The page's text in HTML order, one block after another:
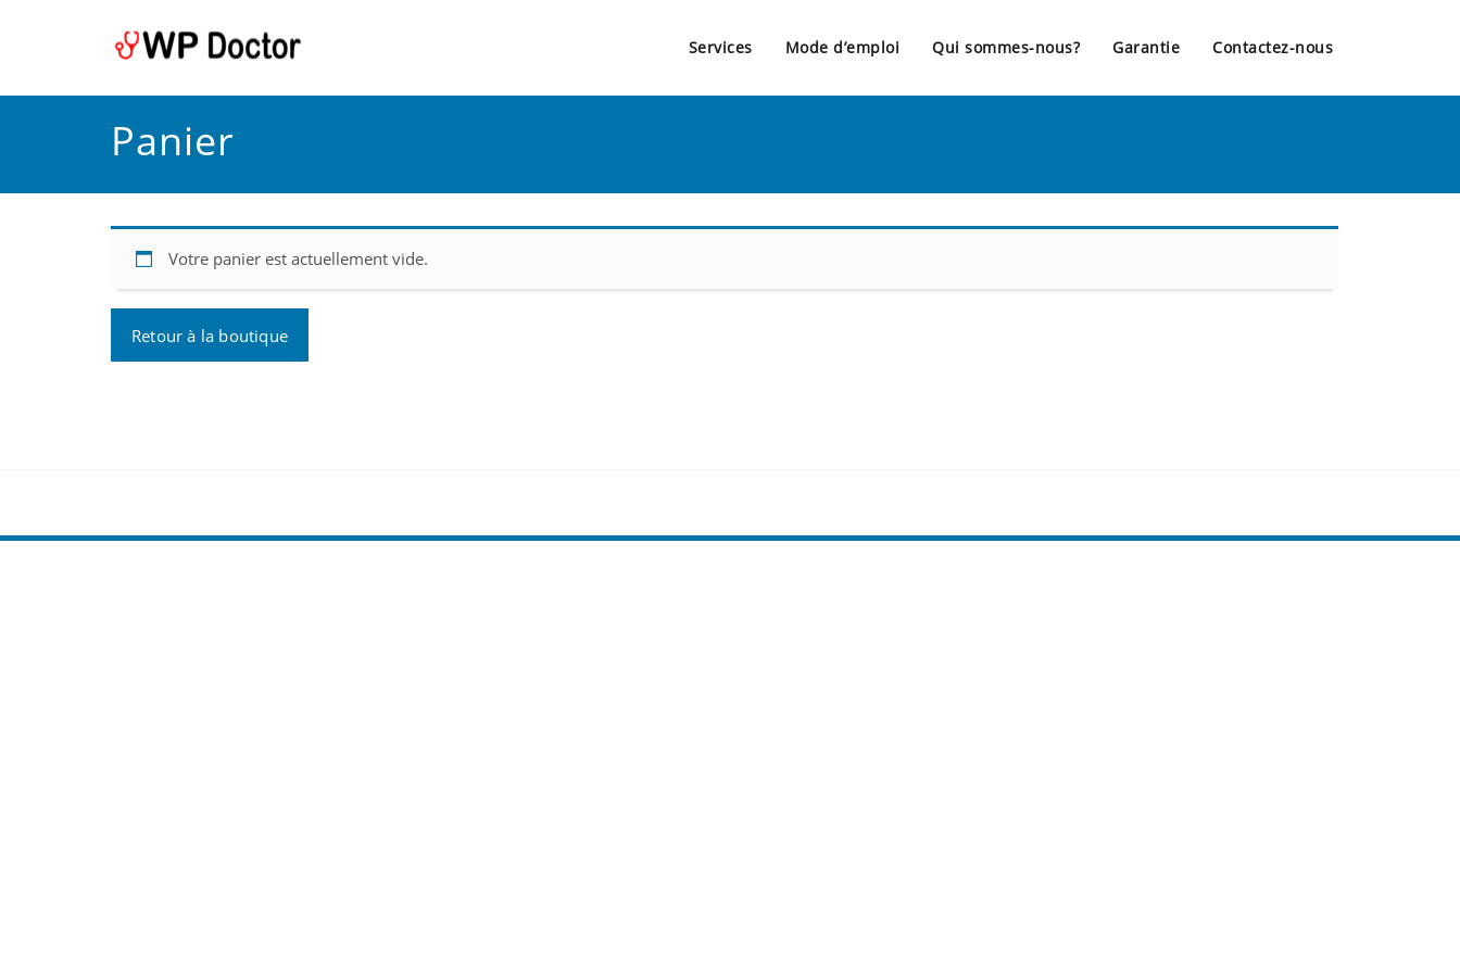
Services Mode d’emploi Qui sommes-nous? Garantie Contactez-nous
Panier
Votre panier est actuellement vide.
Retour à la boutique